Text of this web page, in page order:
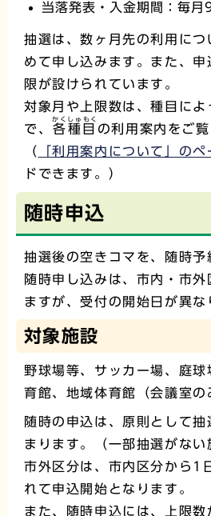
当落発表・入金期間：毎月
抽選は、数ヶ月先の利用につ
めて申し込みます。また、
限が設けられています。
対象月や上限数は、種目によ
で、 各種目
かくしゅもく
の利用案内をご覧
（
「利用案内について」のペ
ドできます。）
随時申込
抽選後の空きコマを、随時予
随時申し込みは、市内・市
ますが、受付の開始日が異な
対象施設
野球場等、サッカー場、庭
育館、地域体育館（会議室の
随時の申込は、原則として
まります。（一部抽選がない
市外区分は、市内区分から1
れて申込開始となります。
また、随時申込には、上限数